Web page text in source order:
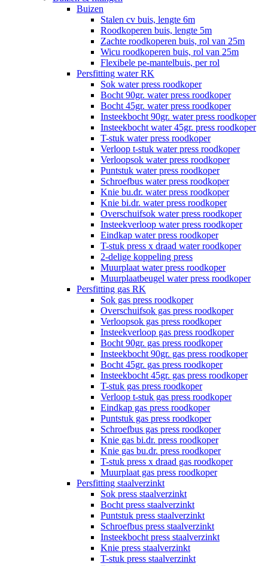
Buizen
Stalen cv buis, lengte 6m
Roodkoperen buis, lengte 5m
Zachte roodkoperen buis, rol van 25m
Wicu roodkoperen buis, rol van 25m
Flexibele pe-mantelbuis, per rol
Persfitting water RK
Sok water press roodkoper
Bocht 90gr. water press roodkoper
Bocht 45gr. water press roodkoper
Insteekbocht 90gr. water press roodkoper
Insteekbocht water 45gr. press roodkoper
T-stuk water press roodkoper
Verloop t-stuk water press roodkoper
Verloopsok water press roodkoper
Puntstuk water press roodkoper
Schroefbus water press roodkoper
Knie bu.dr. water press roodkoper
Knie bi.dr. water press roodkoper
Overschuifsok water press roodkoper
Insteekverloop water press roodkoper
Eindkap water press roodkoper
T-stuk press x draad water roodkoper
2-delige koppeling press
Muurplaat water press roodkoper
Muurplaatbeugel water press roodkoper
Persfitting gas RK
Sok gas press roodkoper
Overschuifsok gas press roodkoper
Verloopsok gas press roodkoper
Insteekverloop gas press roodkoper
Bocht 90gr. gas press roodkoper
Insteekbocht 90gr. gas press roodkoper
Bocht 45gr. gas press roodkoper
Insteekbocht 45gr. gas press roodkoper
T-stuk gas press roodkoper
Verloop t-stuk gas press roodkoper
Eindkap gas press roodkoper
Puntstuk gas press roodkoper
Schroefbus gas press roodkoper
Knie gas bi.dr. press roodkoper
Knie gas bu.dr. press roodkoper
T-stuk press x draad gas roodkoper
Muurplaat gas press roodkoper
Persfitting staalverzinkt
Sok press staalverzinkt
Bocht press staalverzinkt
Puntstuk press staalverzinkt
Schroefbus press staalverzinkt
Insteekbocht press staalverzinkt
Knie press staalverzinkt
T-stuk press staalverzinkt